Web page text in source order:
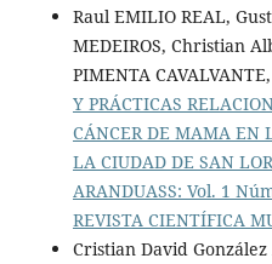
Raul EMILIO REAL,
MEDEIROS, Christian
PIMENTA CAVALVANTE,
Y PRÁCTICAS
CÁNCER DE MAMA EN
LA CIUDAD DE SAN
ARANDUASS: Vol. 1
REVISTA CIENTÍFICA
Cristian David González